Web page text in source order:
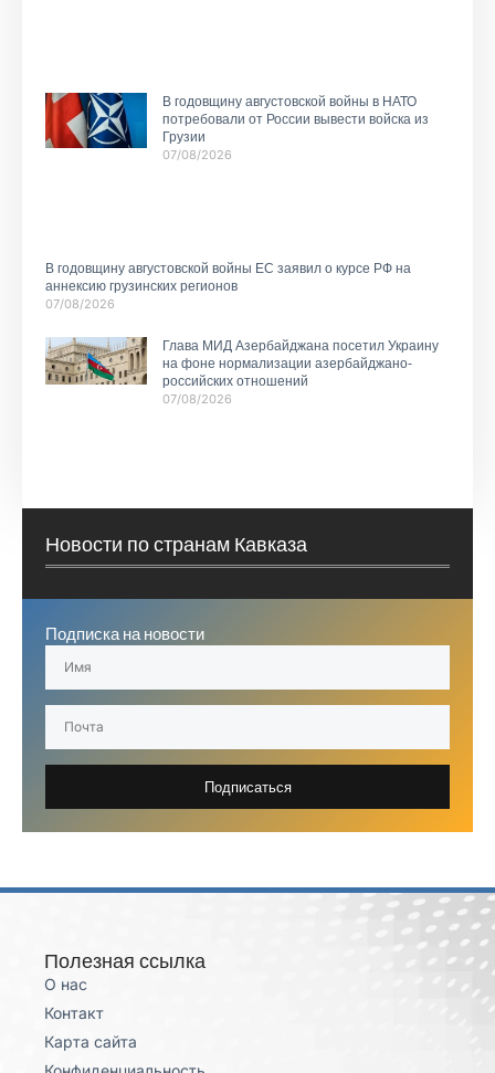
В годовщину августовской войны в НАТО
потребовали от России вывести войска из
Грузии
07/08/2026
В годовщину августовской войны ЕС заявил о курсе РФ на
аннексию грузинских регионов
07/08/2026
Глава МИД Азербайджана посетил Украину
на фоне нормализации азербайджано-
российских отношений
07/08/2026
Новости по странам Кавказа
Подписка на новости
Подписаться
Полезная ссылка
О нас
Контакт
Карта сайта